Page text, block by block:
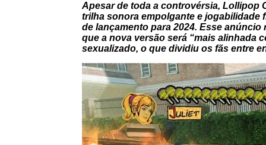
Apesar de toda a controvérsia, Lollipop
trilha sonora empolgante e jogabilidade
de lançamento para 2024. Esse
que a nova versão será “mais alinhada
sexualizado, o que dividiu os fãs entre